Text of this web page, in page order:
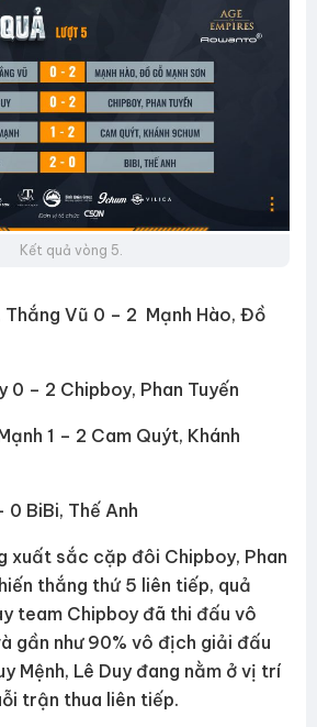
Kết quả vòng 5.
Thắng Vũ 0 – 2 Mạnh Hào, Đồ
0 – 2 Chipboy, Phan Tuyến
1 – 2 Cam Quýt, Khánh
0 BiBi, Thế Anh
xuất sắc cặp đôi Chipboy, Phan
thắng thứ 5 liên tiếp, quả
team Chipboy đã thi đấu vô
gần như 90% vô địch giải đấu
Mệnh, Lê Duy đang nằm ở vị trí
trận thua liên tiếp.